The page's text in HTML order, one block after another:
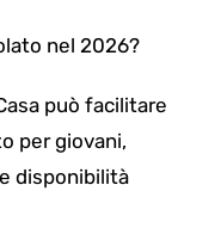
nel 2026?
può facilitare
per giovani,
disponibilità